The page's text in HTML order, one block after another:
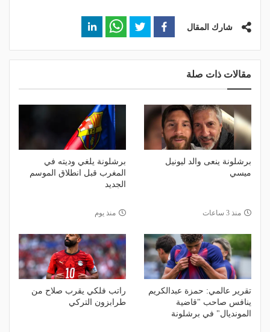
شارك المقال
مقالات ذات صلة
برشلونة ينعى والد ليونيل
ميسي
منذ 3 ساعات
برشلونة يلغي وديته في
المغرب قبل انطلاق الموسم
الجديد
منذ يوم
تقرير عالمي: حمزة عبدالكريم
ينافس صاحب "قاضية
المونديال" في برشلونة
راتب فلكي يقرب صلاح من
طرابزون التركي